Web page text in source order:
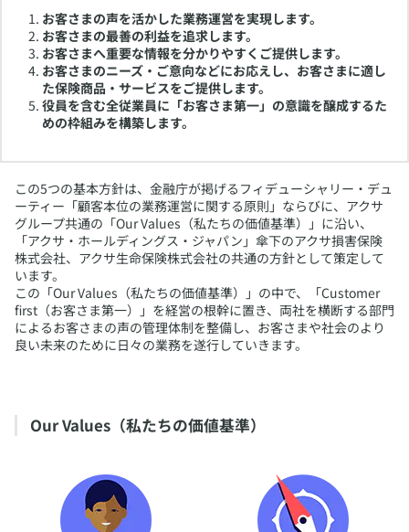
お客さまの声を活かした業務運営を実現します。
お客さまの最善の利益を追求します。
お客さまへ重要な情報を分かりやすくご提供します。
お客さまのニーズ・ご意向などにお応えし、お客さまに適し
た保険商品・サービスをご提供します。
役員を含む全従業員に「お客さま第一」の意識を醸成するた
めの枠組みを構築します。
​この5つの基本方針は、金融庁が掲げるフィデューシャリー・デュ
ーティー「顧客本位の業務運営に関する原則」ならびに、アクサ
グループ共通の「Our Values（私たちの価値基準）」に沿い、
「アクサ・ホールディングス・ジャパン」傘下のアクサ損害保険
株式会社、アクサ生命保険株式会社の共通の方針として策定して
います。
この「Our Values（私たちの価値基準）」の中で、「Customer
first（お客さま第一）」を経営の根幹に置き、両社を横断する部門
によるお客さまの声の管理体制を整備し、お客さまや社会のより
良い未来のために日々の業務を遂行していきます。
Our Values（私たちの価値基準）